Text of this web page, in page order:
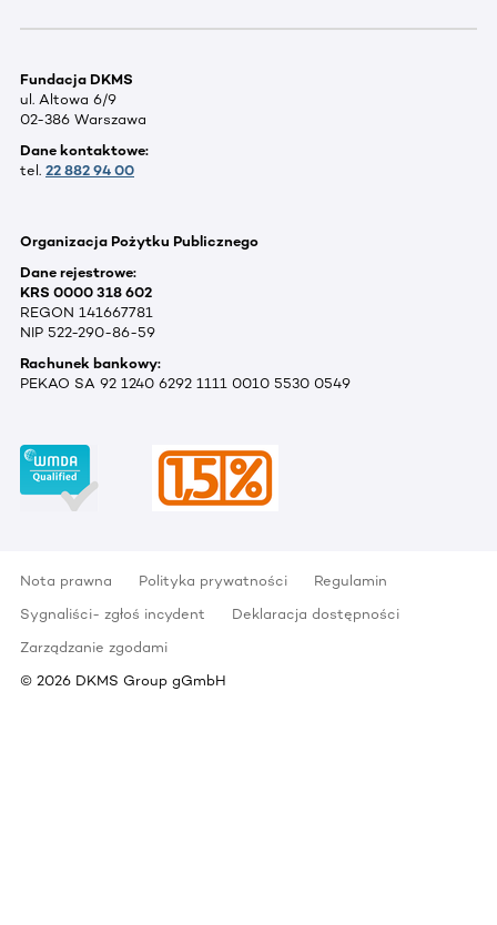
Fundacja DKMS
ul. Altowa 6/9
02-386 Warszawa
Dane kontaktowe:
tel. 22 882 94 00
Organizacja Pożytku Publicznego
Dane rejestrowe:
KRS 0000 318 602
REGON 141667781
NIP 522-290-86-59
Rachunek bankowy:
PEKAO SA 92 1240 6292 1111 0010 5530 0549
Nota prawna Polityka prywatności
Regulamin
Sygnaliści- zgłoś incydent
Deklaracja dostępności
Zarządzanie zgodami
© 2026 DKMS Group gGmbH